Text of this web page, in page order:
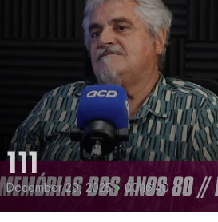
111
December 29, 2025 • 00:16:40